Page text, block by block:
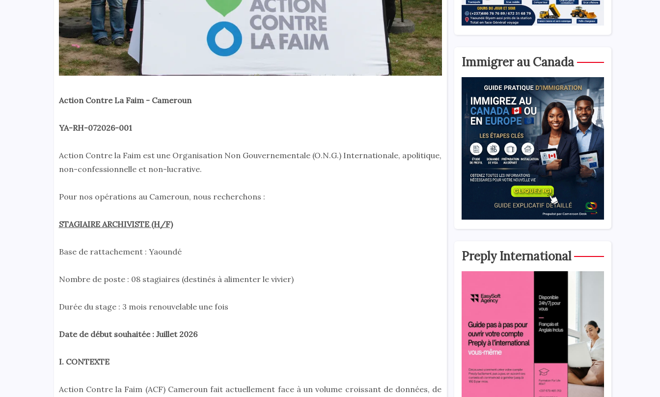
Action Contre La Faim - Cameroun
YA-RH-072026-001
Action Contre la Faim est une Organisation Non Gouvernementale (O.N.G.) Internationale, apolitique,
non-confessionnelle et non-lucrative.
Pour nos opérations au Cameroun, nous recherchons :
STAGIAIRE ARCHIVISTE (H/F)
Base de rattachement : Yaoundé
Nombre de poste : 08 stagiaires (destinés à alimenter le vivier)
Durée du stage : 3 mois renouvelable une fois
Date de début souhaitée : Juillet 2026
I. CONTEXTE
Action Contre la Faim (ACF) Cameroun fait actuellement face à un volume croissant de données, de
Immigrer au Canada
Preply International